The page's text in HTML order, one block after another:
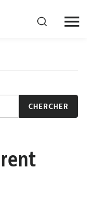
CHERCHER